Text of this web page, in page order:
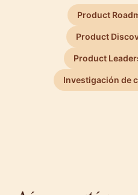
Product
Product
Product
Investigación de